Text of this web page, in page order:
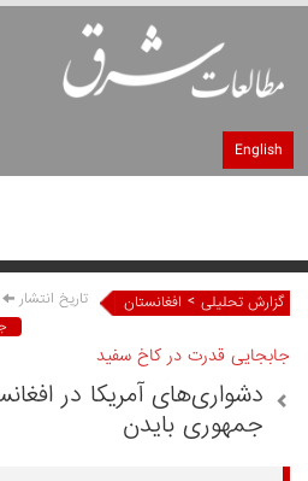
English
گزارش تحلیلی > افغانستان تاریخ انتشار
جابجایی قدرت در کاخ سفید
دشواری‌های آمریکا در
جمهوری بایدن